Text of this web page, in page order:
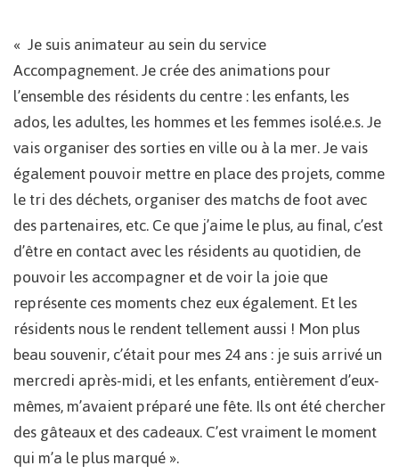
« Je suis animateur au sein du service
Accompagnement. Je crée des animations pour
l’ensemble des résidents du centre : les enfants, les
ados, les adultes, les hommes et les femmes isolé.e.s. Je
vais organiser des sorties en ville ou à la mer. Je vais
également pouvoir mettre en place des projets, comme
le tri des déchets, organiser des matchs de foot avec
des partenaires, etc. Ce que j’aime le plus, au final, c’est
d’être en contact avec les résidents au quotidien, de
pouvoir les accompagner et de voir la joie que
représente ces moments chez eux également. Et les
résidents nous le rendent tellement aussi ! Mon plus
beau souvenir, c’était pour mes 24 ans : je suis arrivé un
mercredi après-midi, et les enfants, entièrement d’eux-
mêmes, m’avaient préparé une fête. Ils ont été chercher
des gâteaux et des cadeaux. C’est vraiment le moment
qui m’a le plus marqué ».